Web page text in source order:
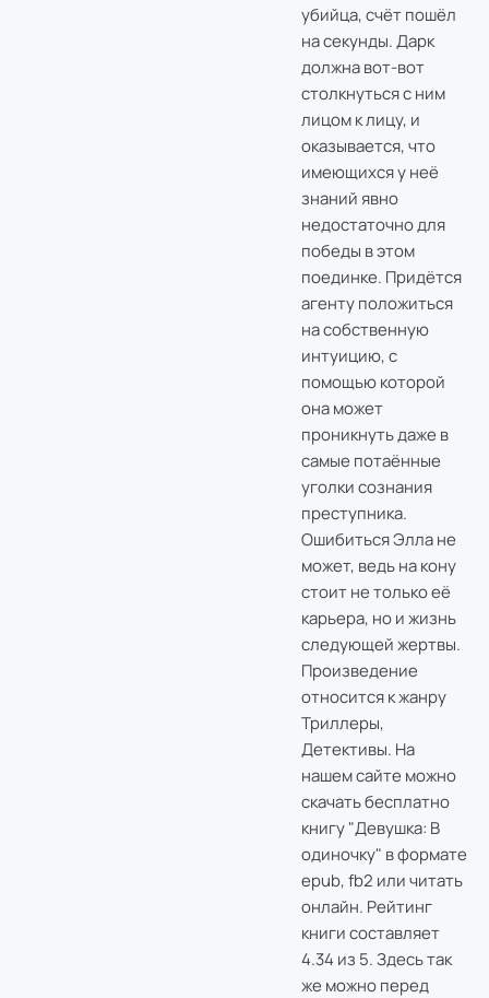
убийца, счёт пошёл
на секунды. Дарк
должна вот-вот
столкнуться с ним
лицом к лицу, и
оказывается, что
имеющихся у неё
знаний явно
недостаточно для
победы в этом
поединке. Придётся
агенту положиться
на собственную
интуицию, с
помощью которой
она может
проникнуть даже в
самые потаённые
уголки сознания
преступника.
Ошибиться Элла не
может, ведь на кону
стоит не только её
карьера, но и жизнь
следующей жертвы.
Произведение
относится к жанру
Триллеры,
Детективы. На
нашем сайте можно
скачать бесплатно
книгу "Девушка: В
одиночку" в формате
epub, fb2 или читать
онлайн. Рейтинг
книги составляет
4.34 из 5. Здесь так
же можно перед